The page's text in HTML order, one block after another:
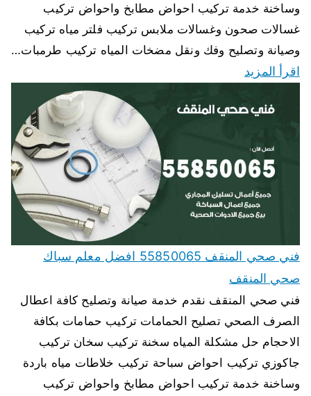
وساخنة خدمة تركيب احواض مطابخ واحواض تركيب
غسالات صحون وغسالات ملابس تركيب فلتر مياه تركيب
وصيانة وتصليح وفك ونقل مضخات المياه تركيب طرمبات…
اقرأ المزيد
فني صحي المنقف 55850065 افضل معلم سباك
صحي المنقف
فني صحي المنقف نقدم خدمة صيانة وتصليح كافة اعطال
الصرف الصحي تصليح الحمامات تركيب حمامات بكافة
الاحجام حل مشكلة المياه سخنة تركيب سخان تركيب
جاكوزي تركيب احواض سباحة تركيب خلاطات مياه باردة
وساخنة خدمة تركيب احواض مطابخ واحواض تركيب